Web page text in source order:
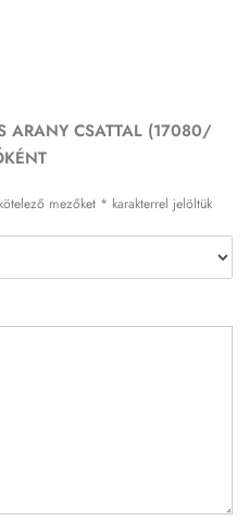
ARANY CSATTAL (17080/
mezőket * karakterrel jelöltük